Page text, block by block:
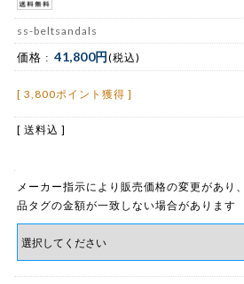
ss-beltsandals
価格 : 41,800円(税込)
[ 3,800ポイント獲得 ]
[ 送料込 ]
メーカー指示により販売価格の変更があり
品タグの金額が一致しない場合があります